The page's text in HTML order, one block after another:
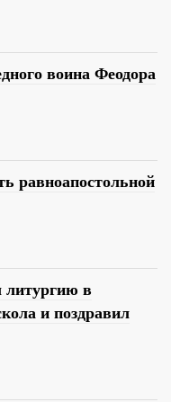
воина Феодора
равноапостольной
литургию в
и поздравил